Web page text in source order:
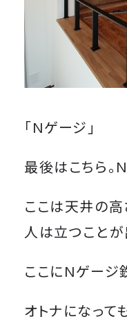
「Nゲージ」
最後はこちら。
ここは天井の
人は立つことが
ここにNゲージ
オトナになっ